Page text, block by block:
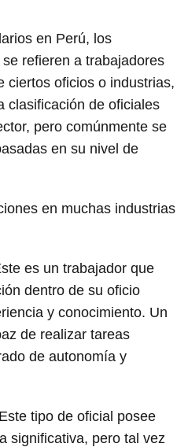
en Perú, los
refieren a trabajadores
ciertos oficios o industrias,
clasificación de oficiales
pero comúnmente se
en su nivel de
en muchas industrias
es un trabajador que
dentro de su oficio
y conocimiento. Un
de realizar tareas
de autonomía y
Este tipo de oficial posee
significativa, pero tal vez